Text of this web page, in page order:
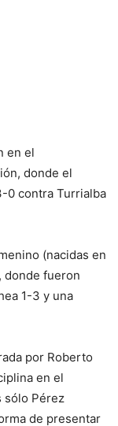
en el
donde el
0 contra Turrialba
(nacidas en
donde fueron
1-3 y una
por Roberto
en el
sólo Pérez
de presentar